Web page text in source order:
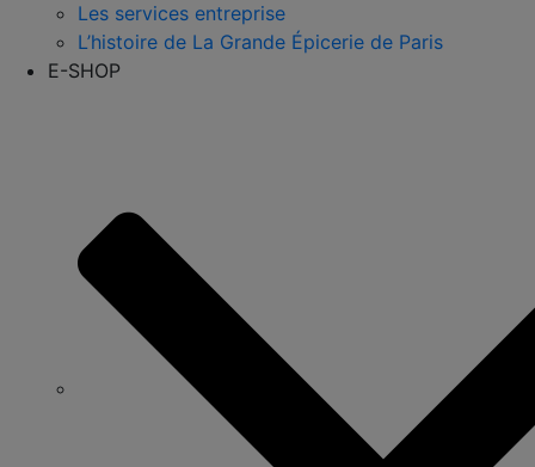
Les services entreprise
L’histoire de La Grande Épicerie de Paris
E-SHOP